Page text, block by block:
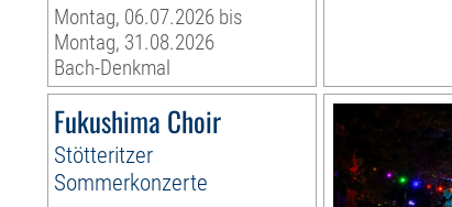
Montag, 06.07.2026 bis
Montag, 31.08.2026
Bach-Denkmal
Fukushima Choir
Stötteritzer
Sommerkonzerte